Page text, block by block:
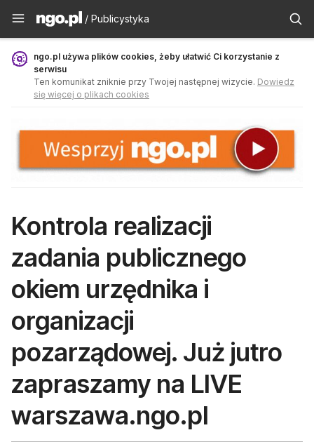
Publicystyka - ngo.pl
/ Publicystyka
ngo.pl używa plików cookies, żeby ułatwić Ci korzystanie z
serwisu
Ten komunikat zniknie przy Twojej następnej wizycie. Dowiedz
się więcej o plikach cookies
Kontrola realizacji
zadania publicznego
okiem urzędnika i
organizacji
pozarządowej. Już jutro
zapraszamy na LIVE
warszawa.ngo.pl